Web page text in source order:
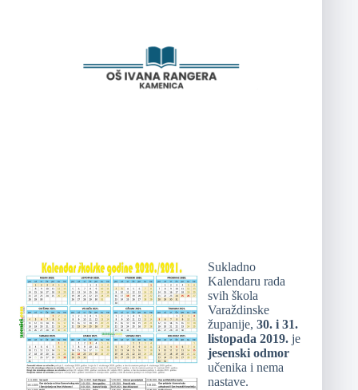
Sukladno
Kalendaru rada
svih škola
Varaždinske
županije, 30. i 31.
listopada 2019. je
jesenski odmor
učenika i nema
nastave.